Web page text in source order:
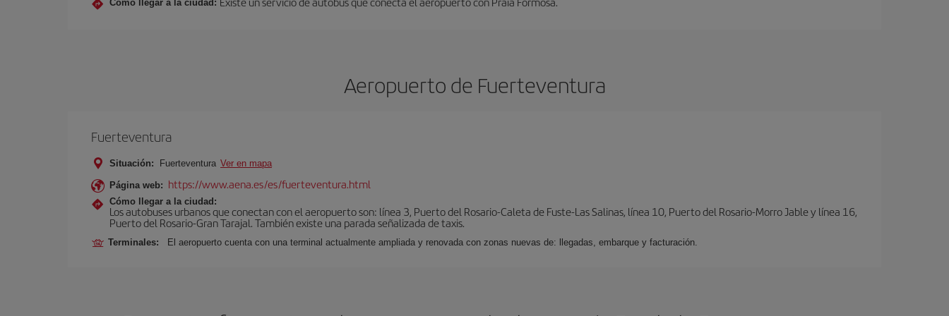
Cómo llegar a la ciudad:
Aeropuerto de Fuerteventura
Fuerteventura
Situación: Fuerteventura Ver en mapa
Página web: https://www.aena.es/es/fuerteventura.html
Cómo llegar a la ciudad:
Los autobuses urbanos que conectan con el aeropuerto son: línea 3, Puerto del Rosario-Caleta de Fuste-Las Salinas, línea 10, Puerto del Rosario-Morro Jable y línea 16,
Puerto del Rosario-Gran Tarajal. También existe una parada señalizada de taxis.
Terminales: El aeropuerto cuenta con una terminal actualmente ampliada y renovada con zonas nuevas de: llegadas, embarque y facturación.